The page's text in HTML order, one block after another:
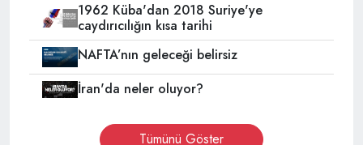
1962 Küba'dan 2018 Suriye'ye
caydırıcılığın kısa tarihi
NAFTA’nın geleceği belirsiz
İran'da neler oluyor?
Tümünü Göster